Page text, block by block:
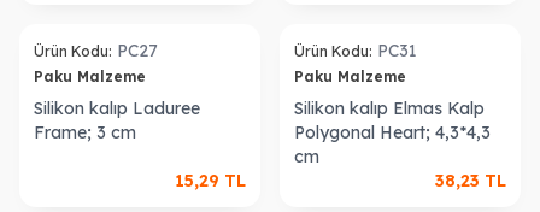
Ürün Kodu: PC27
Paku Malzeme
Silikon kalıp Laduree
Frame; 3 cm
15,29 TL
Ürün Kodu: PC31
Paku Malzeme
Silikon kalıp Elmas Kalp
Polygonal Heart; 4,3*4,3
cm
38,23 TL